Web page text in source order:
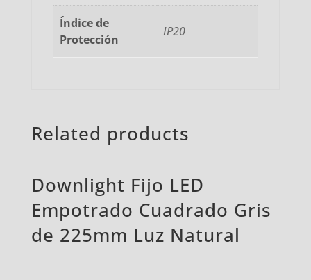
Índice de
Protección
IP20
Related products
Downlight Fijo LED
Empotrado Cuadrado Gris
de 225mm Luz Natural